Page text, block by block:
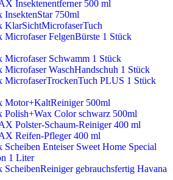
Insektenentferner 500 ml
InsektenStar 750ml
KlarSichtMicrofaserTuch
Microfaser FelgenBürste 1 Stück
Microfaser Schwamm 1 Stück
Microfaser WaschHandschuh 1 Stück
MicrofaserTrockenTuch PLUS 1 Stück
Motor+KaltReiniger 500ml
Polish+Wax Color schwarz 500ml
Polster-Schaum-Reiniger 400 ml
Reifen-Pfleger 400 ml
Scheiben Enteiser Sweet Home Special
1 Liter
ScheibenReiniger gebrauchsfertig Havana